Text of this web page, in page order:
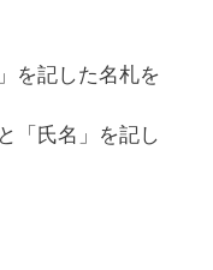
を記した名札を
「氏名」を記し